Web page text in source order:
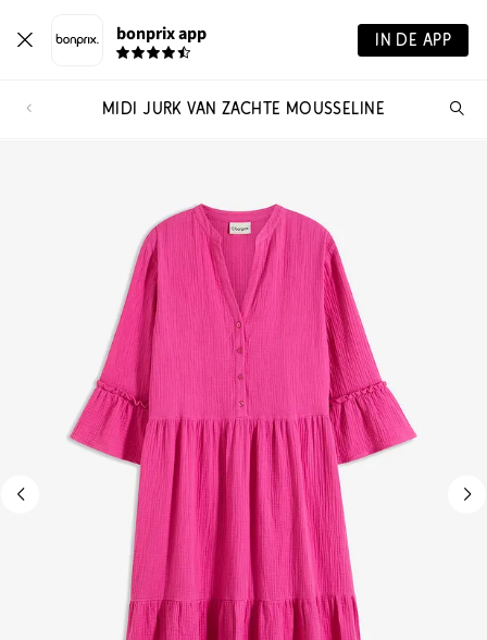
bonprix app IN DE APP
MIDI JURK VAN ZACHTE MOUSSELINE